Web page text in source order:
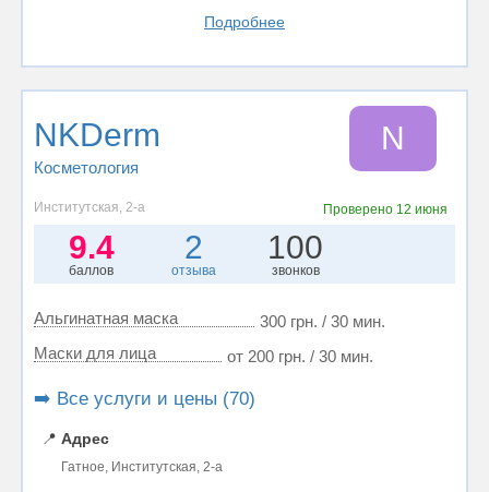
Подробнее
NKDerm
Косметология
N
Институтская, 2-а Проверено 12 июня
9.4
баллов
2
отзыва
100
звонков
Альгинатная маска
300 грн. / 30 мин.
Маски для лица
от 200 грн. / 30 мин.
➡️ Все услуги и цены (70)
📍 Адрес
Гатное, Институтская, 2-а